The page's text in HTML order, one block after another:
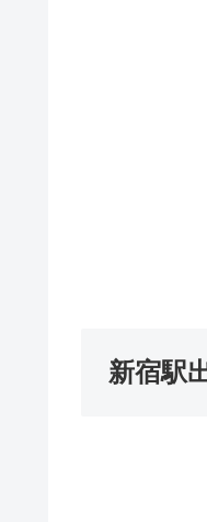
新宿駅